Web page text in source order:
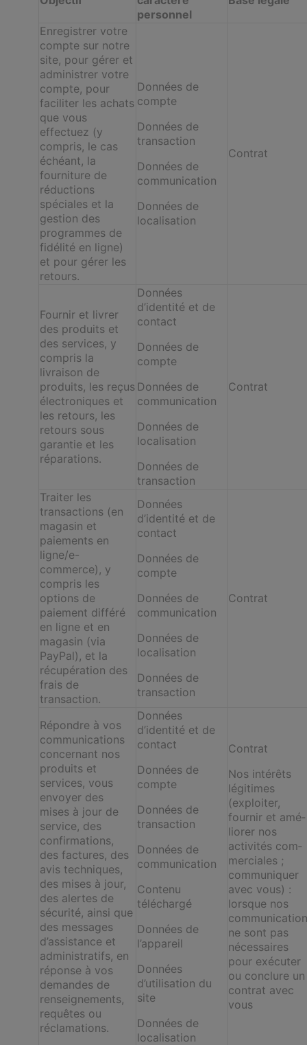
personnel
Enregistrer votre
compte sur notre
site, pour gérer et
administrer votre
compte, pour
faciliter les achats
que vous
effectuez (y
compris, le cas
échéant, la
fourniture de
réductions
spéciales et la
gestion des
programmes de
fidélité en ligne)
et pour gérer les
retours.
Données de
compte
Données de
transaction
Données de
communication
Données de
localisation
Contrat
Fournir et livrer
des produits et
des services, y
compris la
livraison de
produits, les reçus
électroniques et
les retours, les
retours sous
garantie et les
réparations.
Données
d’identité et de
contact
Données de
compte
Données de
communication
Données de
localisation
Données de
transaction
Contrat
Traiter les
transactions (en
magasin et
paiements en
ligne/e-
commerce), y
compris les
options de
paiement différé
en ligne et en
magasin (via
PayPal), et la
récupération des
frais de
transaction.
Données
d’identité et de
contact
Données de
compte
Données de
communication
Données de
localisation
Données de
transaction
Contrat
Répondre à vos
communications
concernant nos
produits et
services, vous
envoyer des
mises à jour de
service, des
confirmations,
des factures, des
avis techniques,
des mises à jour,
des alertes de
sécurité, ainsi que
des messages
d’assistance et
administratifs, en
réponse à vos
demandes de
renseignements,
requêtes ou
réclamations.
Données
d’identité et de
contact
Données de
compte
Données de
transaction
Données de
communication
Contenu
téléchargé
Données de
l’appareil
Données
d’utilisation du
site
Données de
localisation
Contrat
Nos intérêts
légitimes
(exploiter,
fournir et amé­
liorer nos
activités com­
merciales ;
communiquer
avec vous) :
lorsque nos
ne sont pas
nécessaires
pour exécuter
ou conclure un
contrat avec
vous